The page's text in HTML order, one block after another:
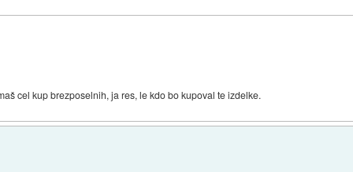
cel kup brezposelnih, ja res, le kdo bo kupoval te izdelke.